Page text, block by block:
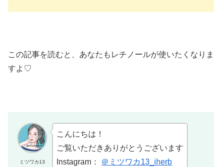
この記事を読むと、あなたもレチノールが使いたくなりま
すよ♡
ミツワカ13
こんにちは！
ご覧いただきありがとうございます
Instagram： ＠ミツワカ13_iherb